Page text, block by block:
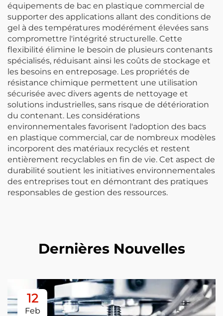
équipements de bac en plastique commercial de
supporter des applications allant des conditions de
gel à des températures modérément élevées sans
compromettre l'intégrité structurelle. Cette
flexibilité élimine le besoin de plusieurs contenants
spécialisés, réduisant ainsi les coûts de stockage et
les besoins en entreposage. Les propriétés de
résistance chimique permettent une utilisation
sécurisée avec divers agents de nettoyage et
solutions industrielles, sans risque de détérioration
du contenant. Les considérations
environnementales favorisent l'adoption des bacs
en plastique commercial, car de nombreux modèles
incorporent des matériaux recyclés et restent
entièrement recyclables en fin de vie. Cet aspect de
durabilité soutient les initiatives environnementales
des entreprises tout en démontrant des pratiques
responsables de gestion des ressources.
Dernières Nouvelles
12
Feb